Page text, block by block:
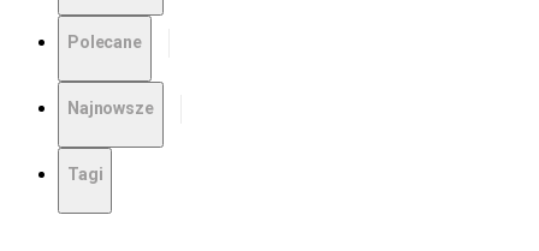
Polecane
Najnowsze
Tagi